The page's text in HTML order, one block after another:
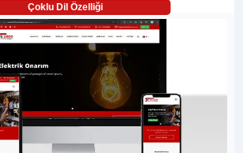
Çoklu Dil Özelliği